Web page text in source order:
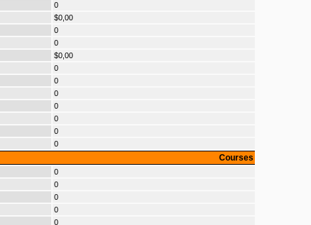
0
$0,00
0
0
$0,00
0
0
0
0
0
0
0
Courses
0
0
0
0
0